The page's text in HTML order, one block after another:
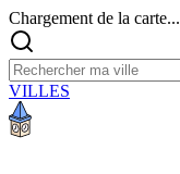
Chargement de la carte...
VILLES